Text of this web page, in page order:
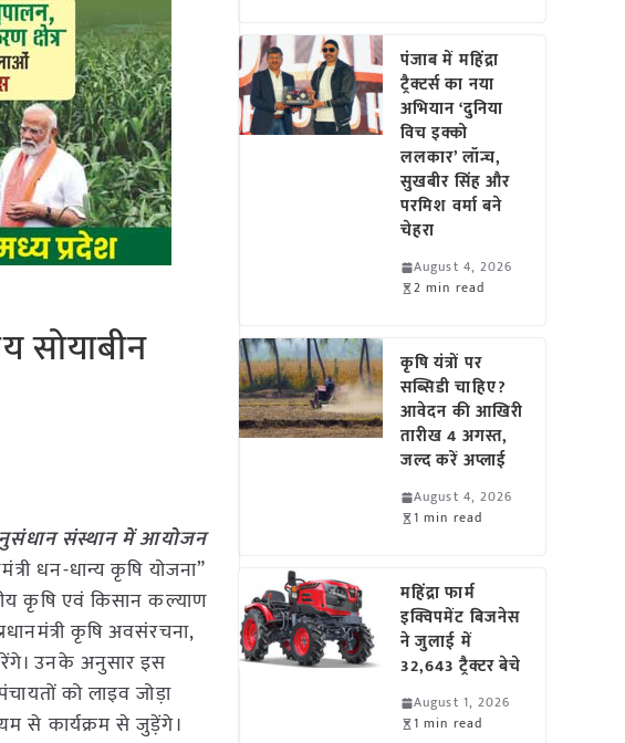
सोयाबीन
संस्थान में आयोजन
धन-धान्य कृषि योजना”
कृषि एवं किसान कल्याण
कृषि अवसंरचना,
उनके अनुसार इस
को लाइव जोड़ा
से कार्यक्रम से जुड़ेंगे।
पंजाब में महिंद्रा
ट्रैक्टर्स का नया
अभियान ‘दुनिया
विच इक्को
ललकार’ लॉन्च,
सुखबीर सिंह और
परमिश वर्मा बने
चेहरा
August 4, 2026
2 min read
कृषि यंत्रों पर
सब्सिडी चाहिए?
आवेदन की आखिरी
तारीख 4 अगस्त,
जल्द करें अप्लाई
August 4, 2026
1 min read
महिंद्रा फार्म
इक्विपमेंट बिजनेस
ने जुलाई में
32,643 ट्रैक्टर बेचे
August 1, 2026
1 min read